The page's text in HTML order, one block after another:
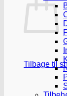
Tilbage til